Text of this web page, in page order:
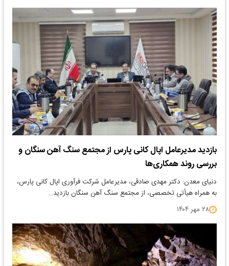
بازدید مدیرعامل اپال کانی پارس از مجتمع سنگ آهن سنگان و
بررسی روند همکاری‌ها
دنیای معدن: دکتر مهدی صادقی، مدیرعامل شرکت فرآوری اپال کانی پارس،
به همراه هیأتی تخصصی، از مجتمع سنگ آهن سنگان بازدید…
۲۸ مهر ۱۴۰۴